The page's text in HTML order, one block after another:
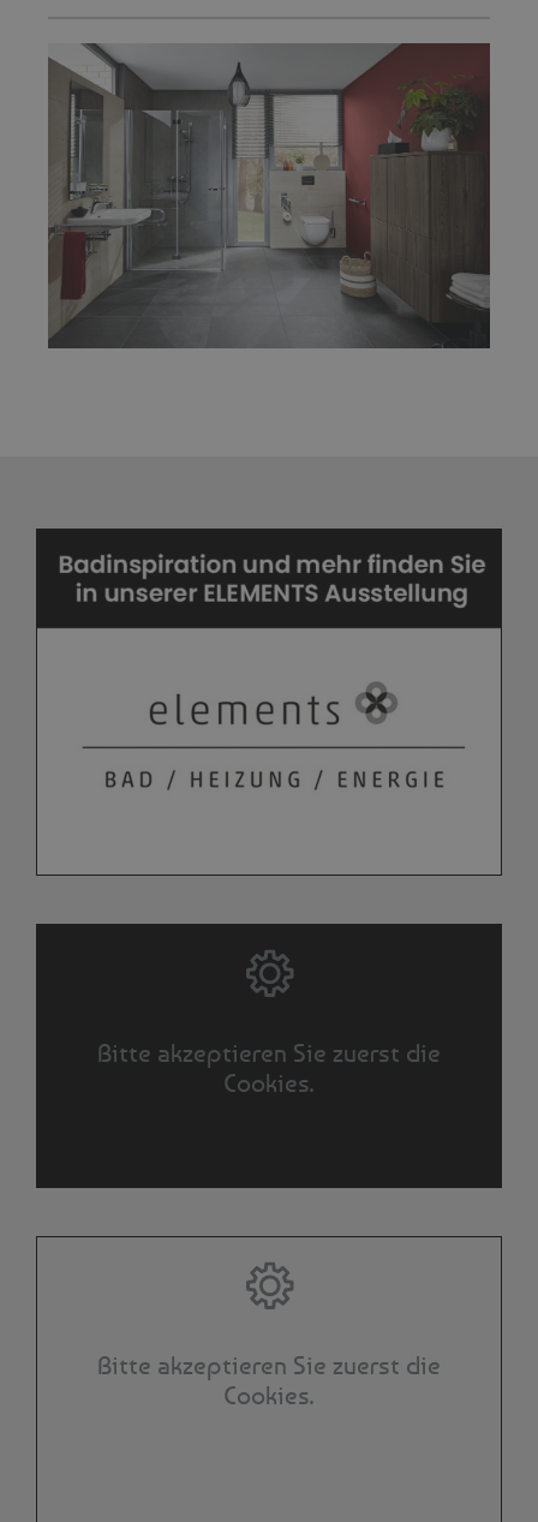
Bitte akzeptieren Sie zuerst die
Cookies.
Bitte akzeptieren Sie zuerst die
Cookies.